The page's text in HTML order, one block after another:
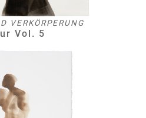
VERKÖRPERUNG
Vol. 5